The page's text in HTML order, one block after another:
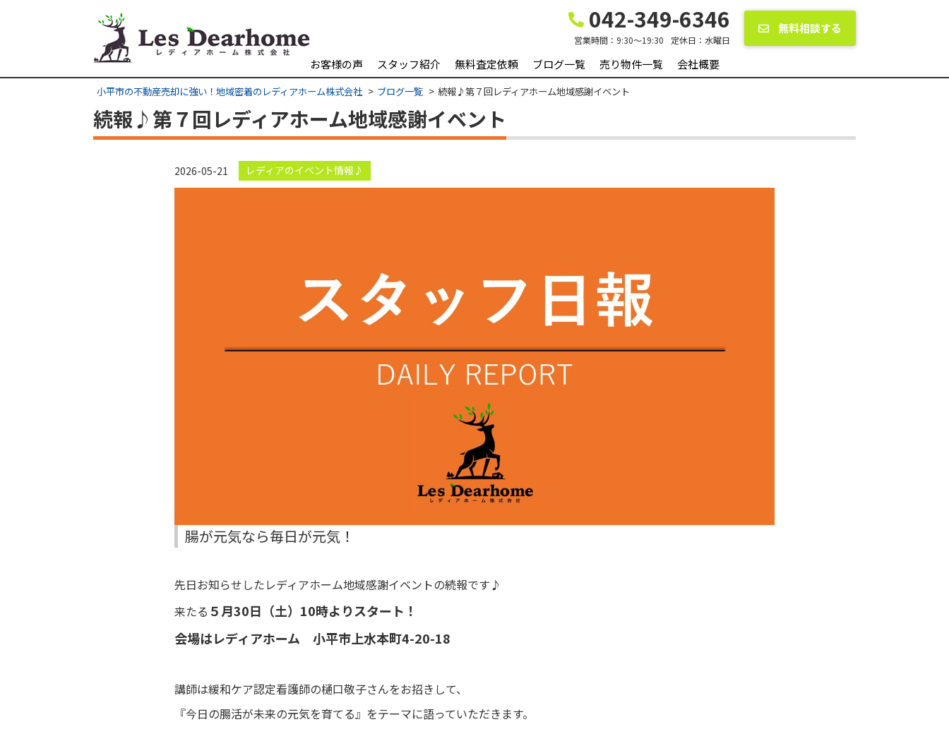
042-349-6346
営業時間： 9:30〜19:30 定休日： 水曜日
無料相談する
お客様の声 スタッフ紹介 無料査定依頼 ブログ一覧 売り物件一覧 会社概要
小平市の不動産売却に強い！地域密着のレディアホーム株式会社 ブログ一覧 続報♪第７回レディアホーム地域感謝イベント
続報♪第７回レディアホーム地域感謝イベント
2026-05-21 レディアのイベント情報♪
腸が元気なら毎日が元気！
先日お知らせしたレディアホーム地域感謝イベントの続報です♪
来たる ５月30日（土）10時よりスタート！
会場はレディアホーム 小平市上水本町4-20-18
講師は緩和ケア認定看護師の樋口敬子さんをお招きして、
『今日の腸活が未来の元気を育てる』をテーマに語っていただきます。